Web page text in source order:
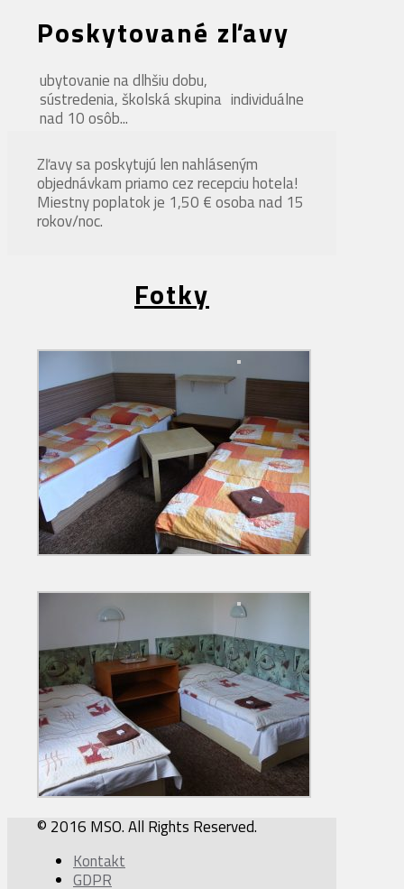
Poskytované zľavy
ubytovanie na dlhšiu dobu,
sústredenia, školská skupina
nad 10 osôb...
individuálne
Zľavy sa poskytujú len nahláseným
objednávkam priamo cez recepciu hotela!
Miestny poplatok je 1,50 € osoba nad 15
rokov/noc.
Fotky
© 2016 MSO. All Rights Reserved.
Kontakt
GDPR